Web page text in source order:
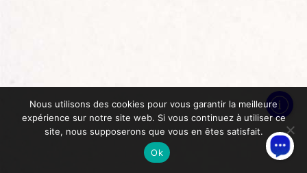
Nous utilisons des cookies pour vous garantir la meilleure
expérience sur notre site web. Si vous continuez à utiliser ce
site, nous supposerons que vous en êtes satisfait.
Ok